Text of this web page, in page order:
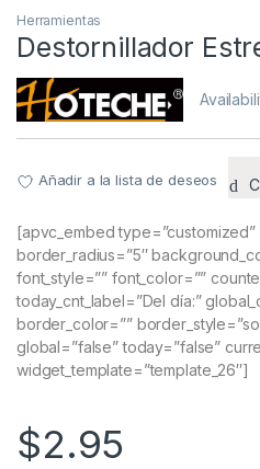
Herramientas
Destornillador
Añadir a la lista de deseos
[apvc_embed type=”customized”
border_radius=”5″
font_style=”” font_color=””
today_cnt_label=”Del día:”
border_color=””
global=”false” today=”false”
widget_template=”template_26″]
$2.95